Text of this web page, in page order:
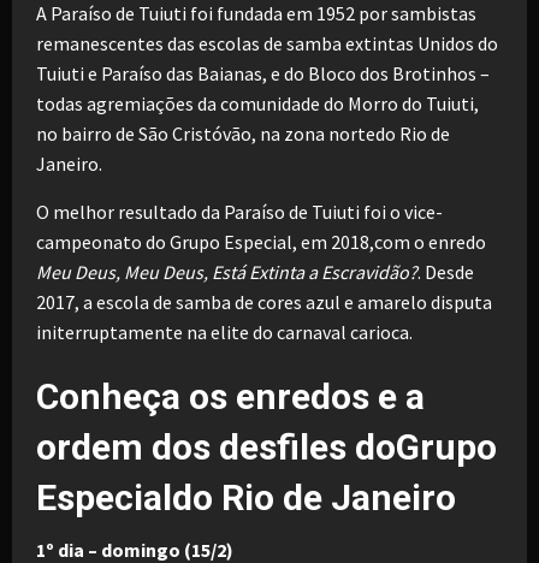
A Paraíso de Tuiuti foi fundada em 1952 por sambistas
remanescentes das escolas de samba extintas Unidos do
Tuiuti e Paraíso das Baianas, e do Bloco dos Brotinhos –
todas agremiações da comunidade do Morro do Tuiuti,
no bairro de São Cristóvão, na zona nortedo Rio de
Janeiro.
O melhor resultado da Paraíso de Tuiuti foi o vice-
campeonato do Grupo Especial, em 2018,com o enredo
Meu Deus, Meu Deus, Está Extinta a Escravidão?. Desde
2017, a escola de samba de cores azul e amarelo disputa
initerruptamente na elite do carnaval carioca.
Conheça os enredos e a
ordem dos desfiles doGrupo
Especialdo Rio de Janeiro
1º dia – domingo (15/2)